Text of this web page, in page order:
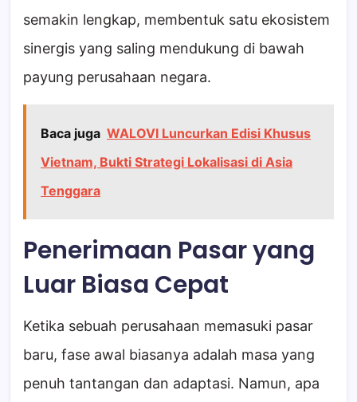
semakin lengkap, membentuk satu ekosistem
sinergis yang saling mendukung di bawah
payung perusahaan negara.
Baca juga WALOVI Luncurkan Edisi Khusus
Vietnam, Bukti Strategi Lokalisasi di Asia
Tenggara
Penerimaan Pasar yang
Luar Biasa Cepat
Ketika sebuah perusahaan memasuki pasar
baru, fase awal biasanya adalah masa yang
penuh tantangan dan adaptasi. Namun, apa